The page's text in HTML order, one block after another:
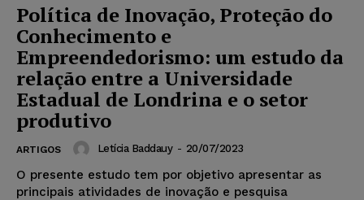
Política de Inovação, Proteção do
Conhecimento e
Empreendedorismo: um estudo da
relação entre a Universidade
Estadual de Londrina e o setor
produtivo
ARTIGOS Letícia Baddauy - 20/07/2023
O presente estudo tem por objetivo apresentar as
principais atividades de inovação e pesquisa